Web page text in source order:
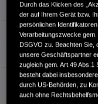
Hubraum
Erstzulassung
Bauart
AUTOHAUS SCHUBERT E.K.
Gumattenkirchener Str. 7
Durch das Klicken des
der auf Ihrem Gerät bzw.
persönlichen
Verarbeitungszwecke
DSGVO zu. Beachten Sie,
unsere Geschäftspartner
zugleich gem. Art.49 Abs.1
besteht dabei
durch US-Behörden, zu
auch ohne